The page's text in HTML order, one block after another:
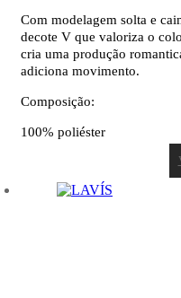
Com modelagem solta e
decote V que valoriza o
cria uma produção
adiciona movimento.
Composição:
100% poliéster